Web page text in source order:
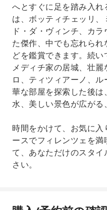
へとすぐに足を踏み入
は、ボッティチェッリ
ド・ダ・ヴィンチ、カ
た傑作、中でも忘れら
どを鑑賞できます。続
メディチ家の居城、壮
ロ、ティツィアーノ、
華な部屋を探索した後
水、美しい景色が広がる
時間をかけて、お気に
ースでフィレンツェを
て、あなただけのスタ
さい。